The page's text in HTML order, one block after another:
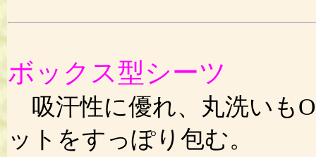
ボックス型シーツ
吸汗性に優れ、丸洗いも
ットをすっぽり包む。